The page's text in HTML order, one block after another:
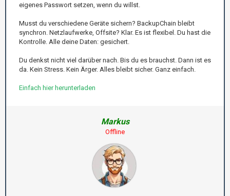
eigenes Passwort setzen, wenn du willst.
Musst du verschiedene Geräte sichern? BackupChain bleibt
synchron. Netzlaufwerke, Offsite? Klar. Es ist flexibel. Du hast die
Kontrolle. Alle deine Daten: gesichert.
Du denkst nicht viel darüber nach. Bis du es brauchst. Dann ist es
da. Kein Stress. Kein Ärger. Alles bleibt sicher. Ganz einfach.
Einfach hier herunterladen
Markus
Offline